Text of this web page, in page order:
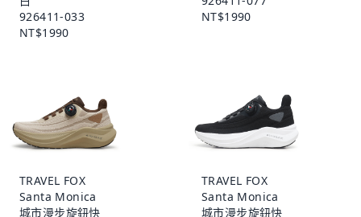
926411-033
NT$1990
NT$1990
TRAVEL FOX
Santa Monica
城市漫步旋鈕快
TRAVEL FOX
Santa Monica
城市漫步旋鈕快